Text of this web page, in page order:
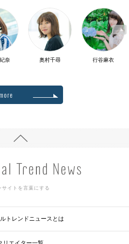
奈 奥村千尋 行谷麻衣
サイトを言葉にする
トレンドニュースとは